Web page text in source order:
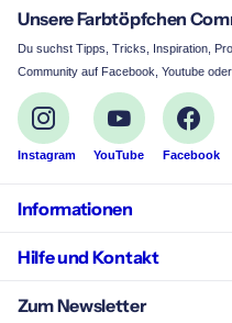
Informationen
Hilfe und Kontakt
Unsere Farbtöpfchen
Du suchst Tipps, Tricks, Inspiration,
Community auf Facebook, Youtube
Instagram YouTube Facebook
Zum Newsletter